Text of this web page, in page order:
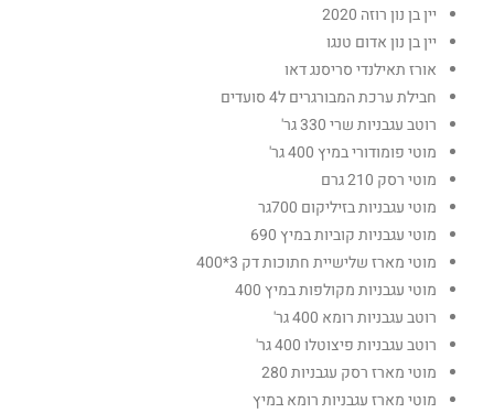
יין בן נון רוזה 2020
יין בן נון אדום טנגו
אורז תאילנדי סריסנג דאו
חבילת ערכת המבורגרים ל4 סועדים
רוטב עגבניות שרי 330 גר'
מוטי פומודורי במיץ 400 גר'
מוטי רסק 210 גרם
מוטי עגבניות בזיליקום 700גר
מוטי עגבניות קוביות במיץ 690
מוטי מארז שלישיית חתוכות דק 3*400
מוטי עגבניות מקולפות במיץ 400
רוטב עגבניות רומא 400 גר'
רוטב עגבניות פיצוטלו 400 גר'
מוטי מארז רסק עגבניות 280
מוטי מארז עגבניות רומא במיץ